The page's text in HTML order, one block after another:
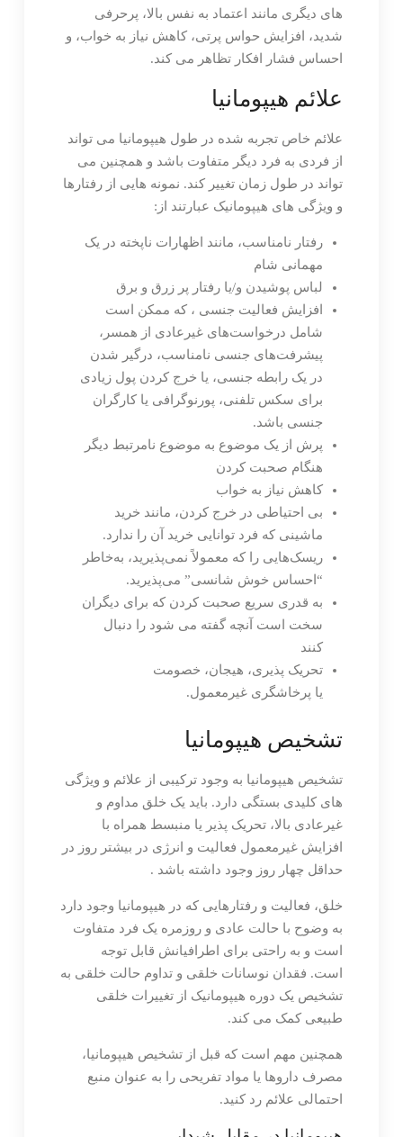
های دیگری مانند اعتماد به نفس بالا، پرحرفی
شدید، افزایش حواس پرتی، کاهش نیاز به خواب، و
احساس فشار افکار تظاهر می کند.
علائم هیپومانیا
علائم خاص تجربه شده در طول هیپومانیا می تواند
از فردی به فرد دیگر متفاوت باشد و همچنین می
تواند در طول زمان تغییر کند. نمونه هایی از رفتارها
و ویژگی های هیپومانیک عبارتند از:
رفتار نامناسب، مانند اظهارات ناپخته در یک
مهمانی شام
لباس پوشیدن و/یا رفتار پر زرق و برق
افزایش فعالیت جنسی ، که ممکن است
شامل درخواست‌های غیرعادی از همسر،
پیشرفت‌های جنسی نامناسب، درگیر شدن
در یک رابطه جنسی، یا خرج کردن پول زیادی
برای سکس تلفنی، پورنوگرافی یا کارگران
جنسی باشد.
پرش از یک موضوع به موضوع نامرتبط دیگر
هنگام صحبت کردن
کاهش نیاز به خواب
بی احتیاطی در خرج کردن، مانند خرید
ماشینی که فرد توانایی خرید آن را ندارد.
ریسک‌هایی را که معمولاً نمی‌پذیرید، به‌خاطر
“احساس خوش شانسی” می‌پذیرید.
به قدری سریع صحبت کردن که برای دیگران
سخت است آنچه گفته می شود را دنبال
کنند
تحریک پذیری، هیجان، خصومت
یا پرخاشگری غیرمعمول.
تشخیص هیپومانیا
تشخیص هیپومانیا به وجود ترکیبی از علائم و ویژگی
های کلیدی بستگی دارد. باید یک خلق مداوم و
غیرعادی بالا، تحریک پذیر یا منبسط همراه با
افزایش غیرمعمول فعالیت و انرژی در بیشتر روز در
حداقل چهار روز وجود داشته باشد .
خلق، فعالیت و رفتارهایی که در هیپومانیا وجود دارد
به وضوح با حالت عادی و روزمره یک فرد متفاوت
است و به راحتی برای اطرافیانش قابل توجه
است. فقدان نوسانات خلقی و تداوم حالت خلقی به
تشخیص یک دوره هیپومانیک از تغییرات خلقی
طبیعی کمک می کند.
همچنین مهم است که قبل از تشخیص هیپومانیا،
مصرف داروها یا مواد تفریحی را به عنوان منبع
احتمالی علائم رد کنید.